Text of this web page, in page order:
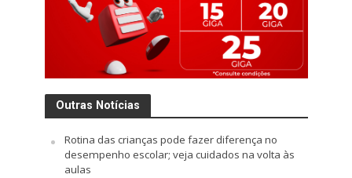
Outras Notícias
Rotina das crianças pode fazer diferença no
desempenho escolar; veja cuidados na volta às
aulas